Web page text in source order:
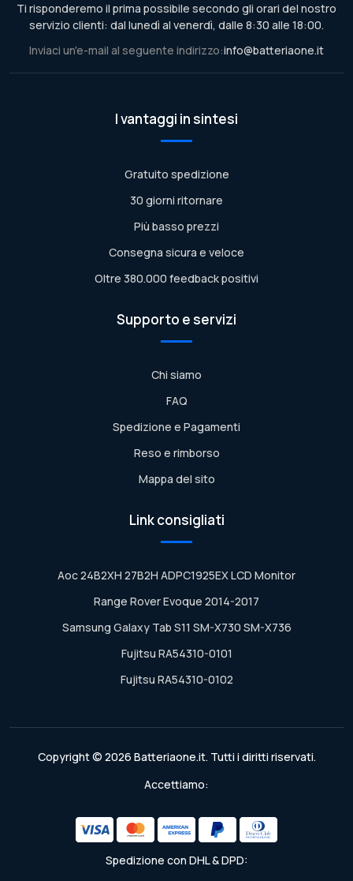
Ti risponderemo il prima possibile secondo gli orari del nostro
servizio clienti: dal lunedì al venerdì, dalle 8:30 alle 18:00.
Inviaci un'e-mail al seguente indirizzo:info@batteriaone.it
I vantaggi in sintesi
Gratuito spedizione
30 giorni ritornare
Più basso prezzi
Consegna sicura e veloce
Oltre 380.000 feedback positivi
Supporto e servizi
Chi siamo
FAQ
Spedizione e Pagamenti
Reso e rimborso
Mappa del sito
Link consigliati
Aoc 24B2XH 27B2H ADPC1925EX LCD Monitor
Range Rover Evoque 2014-2017
Samsung Galaxy Tab S11 SM-X730 SM-X736
Fujitsu RA54310-0101
Fujitsu RA54310-0102
Copyright © 2026 Batteriaone.it. Tutti i diritti riservati.
Accettiamo:
Spedizione con DHL & DPD: